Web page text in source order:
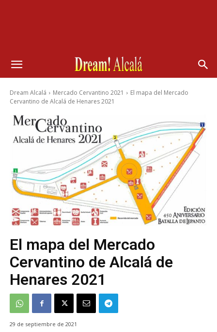
Dream Alcalá Mercado Cervantino 2021
El mapa del Mercado
Cervantino de Alcalá de Henares 2021
El mapa del Mercado
Cervantino de Alcalá de
Henares 2021
29 de septiembre de 2021